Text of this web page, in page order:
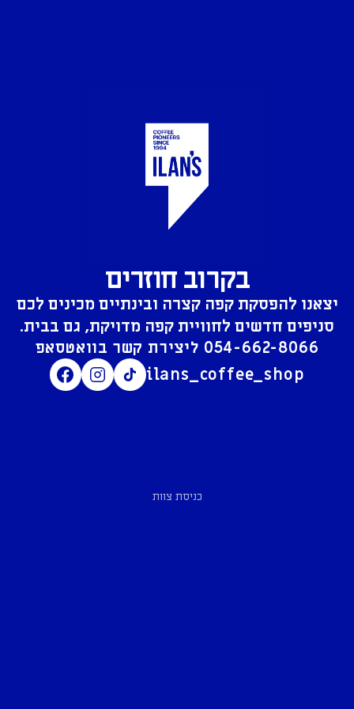
בקרוב חוזרים
יצאנו להפסקת קפה קצרה ובינתיים מכינים לכם
סניפים חדשים לחוויית קפה מדויקת, גם בבית.
054-662-8066
ilans_coffee_shop
כניסת צוות